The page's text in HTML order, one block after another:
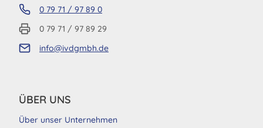
0 79 71 / 97 89 0
0 79 71 / 97 89 29
info@ivdgmbh.de
ÜBER UNS
Über unser Unternehmen